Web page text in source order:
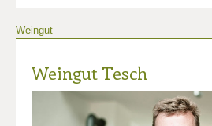
Weingut
Weingut Tesch